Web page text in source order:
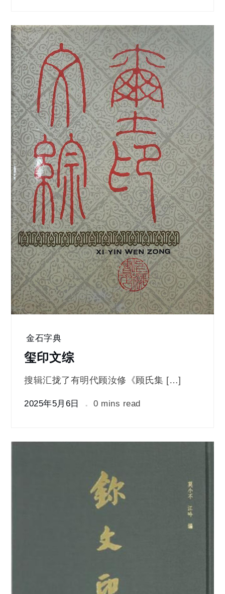
金石字典
玺印文综
搜辑汇拢了有明代顾汝修《顾氏集 […]
2025年5月6日 0 mins read